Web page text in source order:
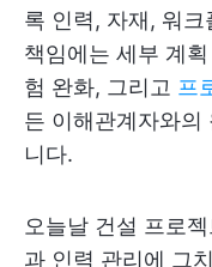
록 인력, 자재, 워
책임에는 세부 계
험 완화, 그리고 프
든 이해관계자와의
니다.
오늘날 건설 프로
과 인력 관리에 그